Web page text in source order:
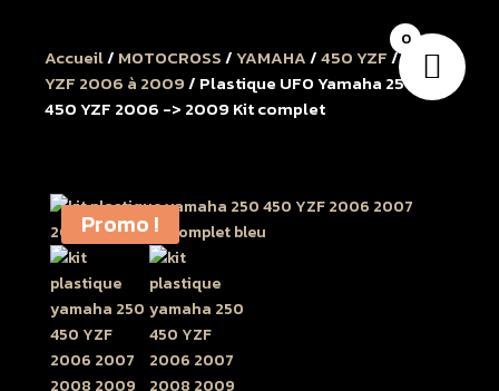
Accueil/ MOTOCROSS/YAMAHA/450 YZF/ 450
YZF 2006 à 2009/ Plastique UFO Yamaha 250 /
450 YZF 2006 -> 2009 Kit complet
Promo !
0